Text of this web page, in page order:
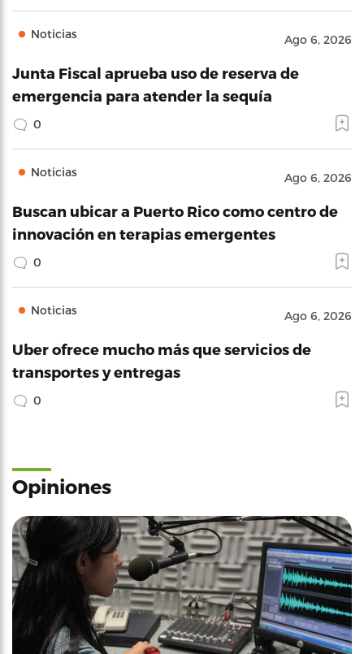
Noticias Ago 6, 2026
Junta Fiscal aprueba uso de reserva de
emergencia para atender la sequía
0
Noticias Ago 6, 2026
Buscan ubicar a Puerto Rico como centro de
innovación en terapias emergentes
0
Noticias Ago 6, 2026
Uber ofrece mucho más que servicios de
transportes y entregas
0
Opiniones